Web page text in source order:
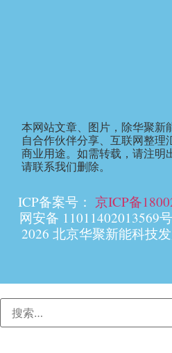
ICP备案号： 京ICP备
网安备
2026 北京华聚新能科技
本网站文章、图片，除华聚新
自合作伙伴分享、互联网整理
商业用途。如需转载，请注明
请联系我们删除。